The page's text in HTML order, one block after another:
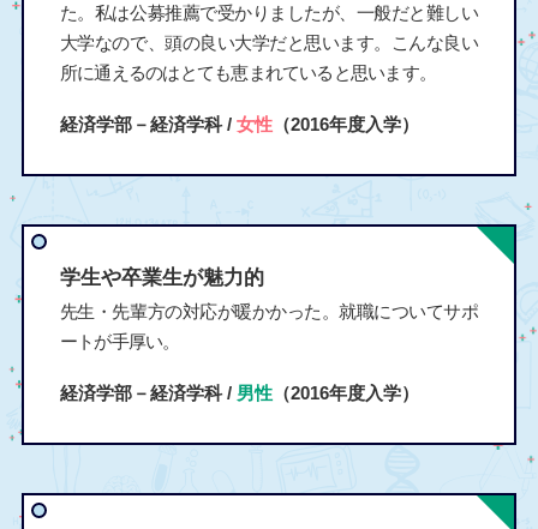
た。私は公募推薦で受かりましたが、一般だと難しい
大学なので、頭の良い大学だと思います。こんな良い
所に通えるのはとても恵まれていると思います。
経済学部－経済学科 / 女性（2016年度入学）
学生や卒業生が魅力的
先生・先輩方の対応が暖かかった。就職についてサポ
ートが手厚い。
経済学部－経済学科 / 男性（2016年度入学）